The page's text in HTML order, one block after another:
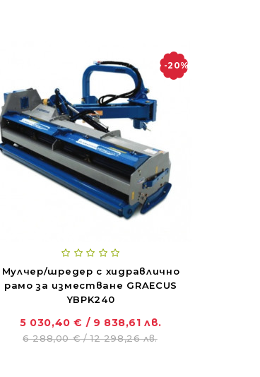
-20%
Мулчер/шредер с хидравлично
рамо за изместване GRAECUS
YBPK240
5 030,40 € / 9 838,61 лв.
6 288,00 € / 12 298,26 лв.